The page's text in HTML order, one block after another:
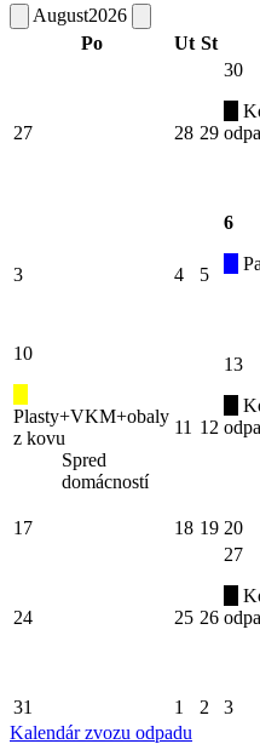
August2026
Po
Ut St
27 28 29
30
3 4 5
6
10
Plasty+VKM+obaly
z kovu
Spred
domácností
11 12
13
17 18 19 20
24 25 26
27
31 1 2 3
Kalendár zvozu odpadu